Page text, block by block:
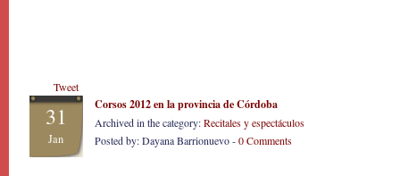
Tweet
31
Jan
Corsos 2012 en la provincia de Córdoba
Archived in the category:Recitales y espectáculos
Posted by: Dayana Barrionuevo -0 Comments